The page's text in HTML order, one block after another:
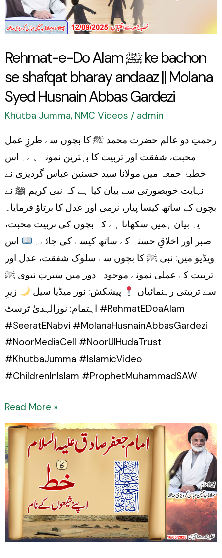
Rehmat-e-Do Alam ﷺ ke bachon
se shafqat bharay andaaz || Molana
Syed Husnain Abbas Gardezi
Khutba Jumma, NMC Videos / admin
رحمتِ دو عالم حضرت محمد ﷺ کا بچوں سے طرزِ عمل
محبت، شفقت اور تربیت کا بہترین نمونہ ہے۔ اس
خطبۂ جمعہ میں مولانا سید حسنین عباس گردیزی نے
نہایت خوبصورتی سے بیان کیا ہے کہ نبی کریم ﷺ نے
بچوں کے ساتھ کیسا پیار، نرمی اور عدل کا برتاؤ فرمایا۔
یہ بیان ہمیں سکھاتا ہے کہ بچوں کی تربیت محبت،
صبر اور اخلاقِ حسنہ کے ساتھ کیسے کی جائے۔
اس
ویڈیو میں: نبی ﷺ کا بچوں سے سلوک شفقت، عدل اور
تربیت کے عملی نمونے موجودہ دور میں سیرتِ نبوی ﷺ
سے تربیتی رہنمائیاں
پیشکش: نور میڈیا سیل
زیرِ
اہتمام: نورالہدیٰ ٹرسٹ #RehmatEDoaAlam
#SeeratENabvi #MolanaHusnainAbbasGardezi
#NoorMediaCell #NoorUlHudaTrust
#KhutbaJumma #IslamicVideo
#ChildrenInIslam #ProphetMuhammadSAW
ke
bachon
shafqat
bharay
andaaz
Syed
Husnain
Abbas
Gardezi
Read More »
Imam
Jafar
Sadiq
(a.s)
ka
khat
apne